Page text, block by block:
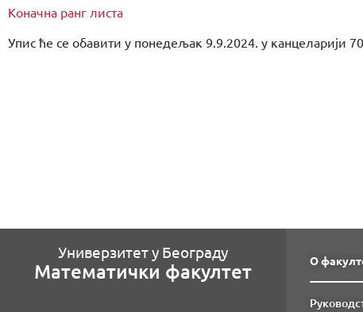
Коначна ранг листа
Упис ће се обавити у понедељак 9.9.2024. у канцеларији
Универзитет у Београду
Математички факултет О